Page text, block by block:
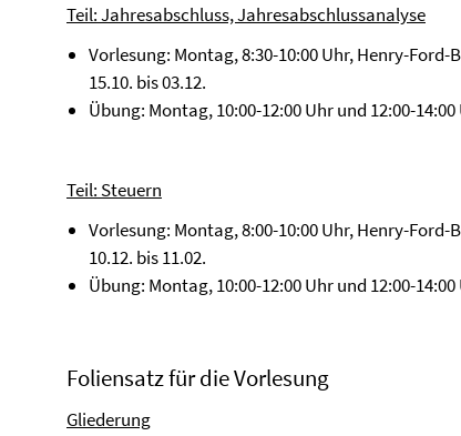
Teil: Jahresabschluss, Jahresabschlussanalyse
Vorlesung: Montag, 8:30-10:00 Uhr, Henry-
15.10. bis 03.12.
Übung: Montag, 10:00-12:00 Uhr und 12:00-14:00
Teil: Steuern
Vorlesung: Montag, 8:00-10:00 Uhr, Henry-
10.12. bis 11.02.
Übung: Montag, 10:00-12:00 Uhr und 12:00-14:00
Foliensatz für die Vorlesung
Gliederung